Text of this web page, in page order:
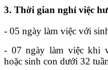
3. Thời gian nghỉ việc
- 05 ngày làm việc với
- 07 ngày làm việc khi
hoặc sinh con dưới 32